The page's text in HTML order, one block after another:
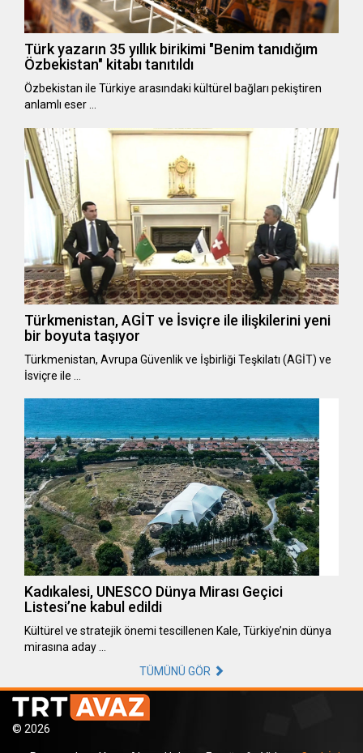
Türk yazarın 35 yıllık birikimi "Benim tanıdığım
Özbekistan" kitabı tanıtıldı
Özbekistan ile Türkiye arasındaki kültürel bağları pekiştiren
anlamlı eser …
Türkmenistan, AGİT ve İsviçre ile ilişkilerini yeni
bir boyuta taşıyor
Türkmenistan, Avrupa Güvenlik ve İşbirliği Teşkilatı (AGİT) ve
İsviçre ile …
Kadıkalesi, UNESCO Dünya Mirası Geçici
Listesi’ne kabul edildi
Kültürel ve stratejik önemi tescillenen Kale, Türkiye’nin dünya
mirasına aday …
TÜMÜNÜ GÖR
© 2026